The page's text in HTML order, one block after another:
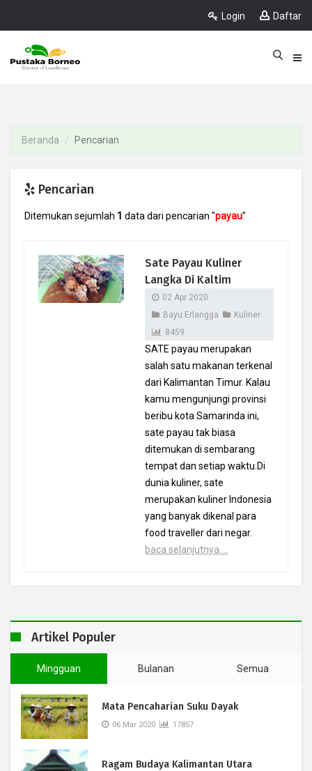
Login Daftar
Beranda Pencarian
Pencarian
Ditemukan sejumlah 1 data dari pencarian "payau"
Sate Payau Kuliner
Langka Di Kaltim
02 Apr 2020
Bayu Erlangga
Kuliner
8459
SATE payau merupakan
salah satu makanan terkenal
dari Kalimantan Timur. Kalau
kamu mengunjungi provinsi
beribu kota Samarinda ini,
sate payau tak biasa
ditemukan di sembarang
tempat dan setiap waktu.Di
dunia kuliner, sate
merupakan kuliner Indonesia
yang banyak dikenal para
food traveller dari negar.
baca selanjutnya....
Artikel Populer
Mingguan Bulanan Semua
Mata Pencaharian Suku Dayak
06 Mar 2020 17857
Ragam Budaya Kalimantan Utara